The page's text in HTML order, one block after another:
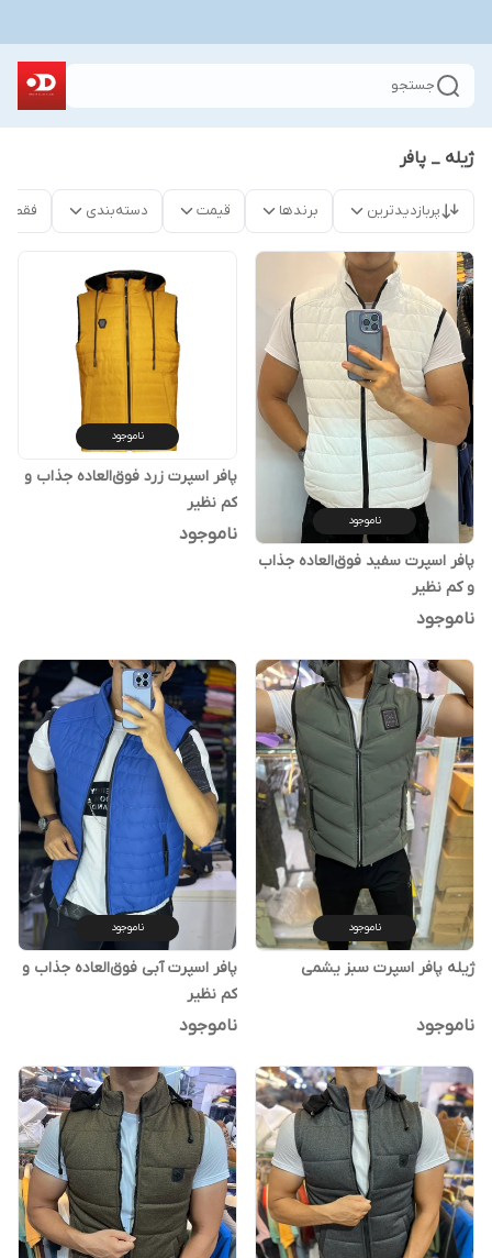
جستجو
ژیله _ پافر
پربازدیدترین برندها قیمت دسته‌بندی فقط
ناموجود
پافر اسپرت سفید فوق‌العاده جذاب
و کم نظیر
ناموجود
ناموجود
پافر اسپرت زرد فوق‌العاده جذاب و
کم نظیر
ناموجود
ناموجود
ژیله پافر اسپرت سبز یشمی
ناموجود
ناموجود
پافر اسپرت آبی فوق‌العاده جذاب و
کم نظیر
ناموجود